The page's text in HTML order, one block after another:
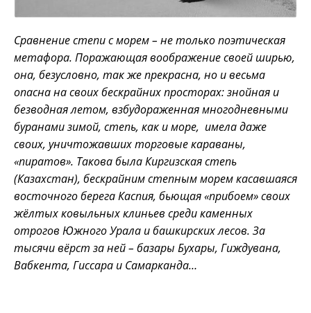
Сравнение степи с морем – не только поэтическая
метафора. Поражающая воображение своей ширью,
она, безусловно, так же прекрасна, но и весьма
опасна на своих бескрайних просторах: знойная и
безводная летом, взбудораженная многодневными
буранами зимой, степь, как и море, имела даже
своих, уничтожавших торговые караваны,
«пиратов». Такова была Киргизская степь
(Казахстан), бескрайним степным морем касавшаяся
восточного берега Каспия, бьющая «прибоем» своих
жёлтых ковыльных клиньев среди каменных
отрогов Южного Урала и башкирских лесов. За
тысячи вёрст за ней – базары Бухары, Гиждувана,
Вабкента, Гиссара и Самарканда…